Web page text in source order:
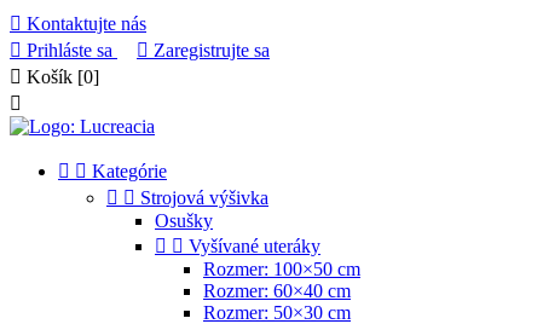
 Kontaktujte nás
 Prihláste sa  Zaregistrujte sa
 Košík [0]

  Kategórie
  Strojová výšivka
Osušky
  Vyšívané uteráky
Rozmer: 100×50 cm
Rozmer: 60×40 cm
Rozmer: 50×30 cm